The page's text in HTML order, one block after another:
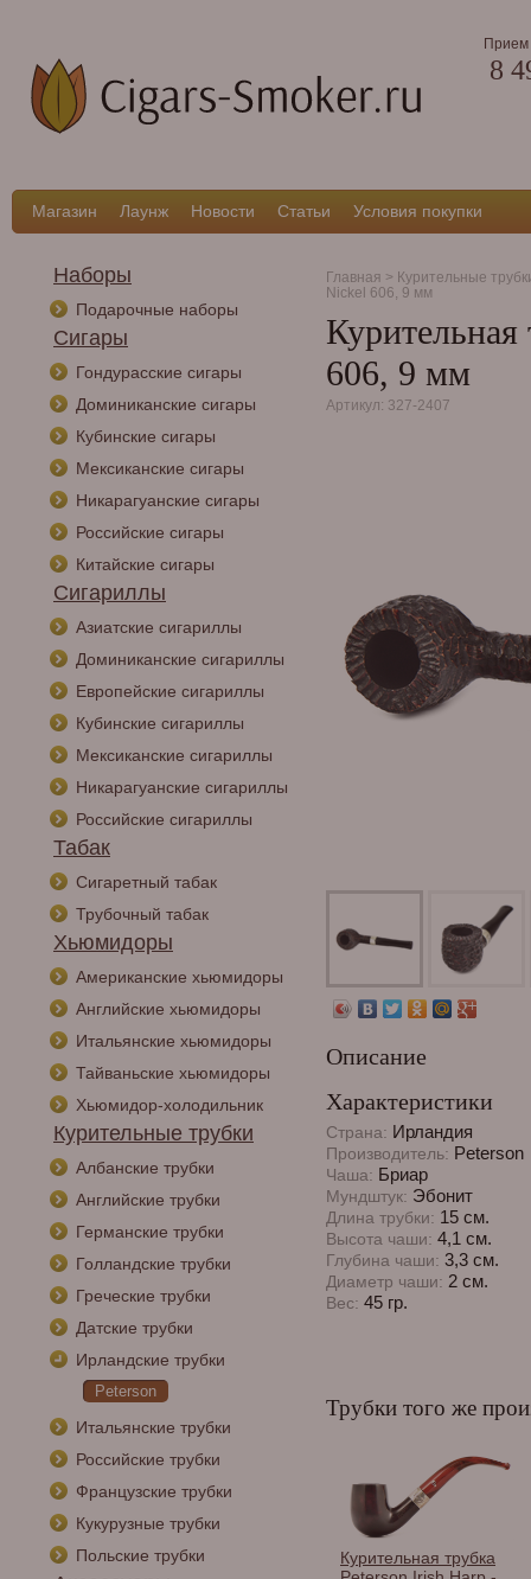
Прием
8
Магазин Лаунж Новости Статьи Условия покупки
Наборы
Подарочные наборы
Сигары
Гондурасские сигары
Доминиканские сигары
Кубинские сигары
Мексиканские сигары
Никарагуанские сигары
Российские сигары
Китайские сигары
Сигариллы
Азиатские сигариллы
Доминиканские сигариллы
Европейские сигариллы
Кубинские сигариллы
Мексиканские сигариллы
Никарагуанские сигариллы
Российские сигариллы
Табак
Сигаретный табак
Трубочный табак
Хьюмидоры
Американские хьюмидоры
Английские хьюмидоры
Итальянские хьюмидоры
Тайваньские хьюмидоры
Хьюмидор-холодильник
Курительные трубки
Албанские трубки
Английские трубки
Германские трубки
Голландские трубки
Греческие трубки
Датские трубки
Ирландские трубки
Peterson
Итальянские трубки
Российские трубки
Французские трубки
Кукурузные трубки
Польские трубки
Главная > Курительные
Nickel 606, 9 мм
606, 9 мм
Артикул: 327-2407
Описание
Характеристики
Страна: Ирландия
Производитель: Peterson
Чаша: Бриар
Мундштук: Эбонит
Длина трубки: 15 см.
Высота чаши: 4,1 см.
Глубина чаши: 3,3 см.
Диаметр чаши: 2 см.
Вес: 45 гр.
Трубки того же
Курительная трубка